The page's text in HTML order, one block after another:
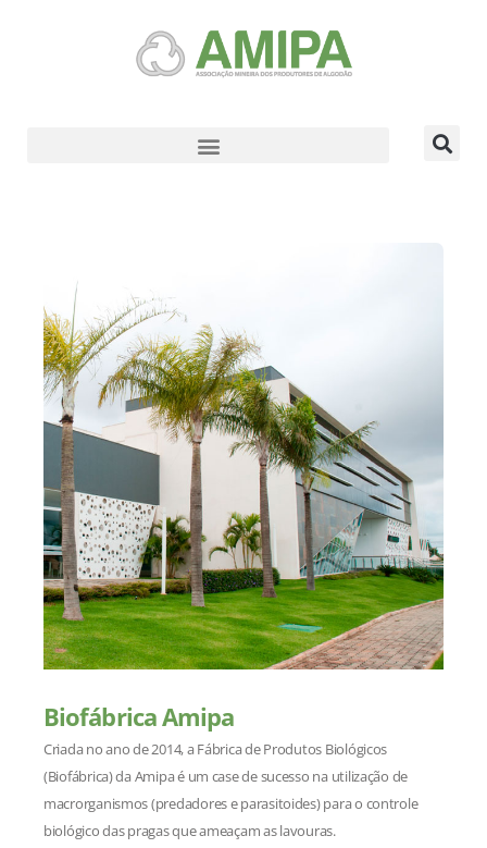
Biofábrica Amipa
Criada no ano de 2014, a Fábrica de Produtos Biológicos
(Biofábrica) da Amipa é um case de sucesso na utilização de
macrorganismos (predadores e parasitoides) para o controle
biológico das pragas que ameaçam as lavouras.